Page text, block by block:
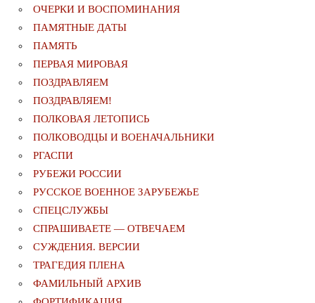
ОЧЕРКИ И ВОСПОМИНАНИЯ
ПАМЯТНЫЕ ДАТЫ
ПАМЯТЬ
ПЕРВАЯ МИРОВАЯ
ПОЗДРАВЛЯЕМ
ПОЗДРАВЛЯЕМ!
ПОЛКОВАЯ ЛЕТОПИСЬ
ПОЛКОВОДЦЫ И ВОЕНАЧАЛЬНИКИ
РГАСПИ
РУБЕЖИ РОССИИ
РУССКОЕ ВОЕННОЕ ЗАРУБЕЖЬЕ
СПЕЦСЛУЖБЫ
СПРАШИВАЕТЕ — ОТВЕЧАЕМ
СУЖДЕНИЯ. ВЕРСИИ
ТРАГЕДИЯ ПЛЕНА
ФАМИЛЬНЫЙ АРХИВ